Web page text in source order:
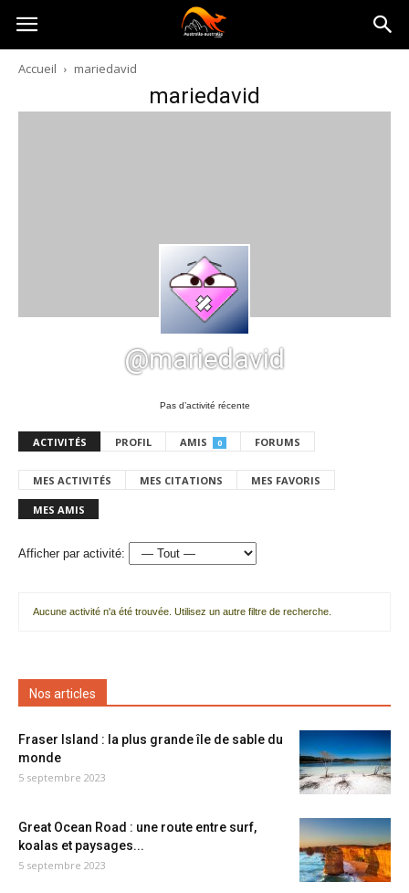
Australia-
australie.com
Accueil mariedavid
mariedavid
@mariedavid
Pas d’activité récente
ACTIVITÉS PROFIL AMIS 0 FORUMS
MES ACTIVITÉS MES CITATIONS MES FAVORIS
MES AMIS
Afficher par activité:
Aucune activité n'a été trouvée. Utilisez un autre filtre de recherche.
Nos articles
Fraser Island : la plus grande île de sable du
monde
5 septembre 2023
Great Ocean Road : une route entre surf,
koalas et paysages...
5 septembre 2023